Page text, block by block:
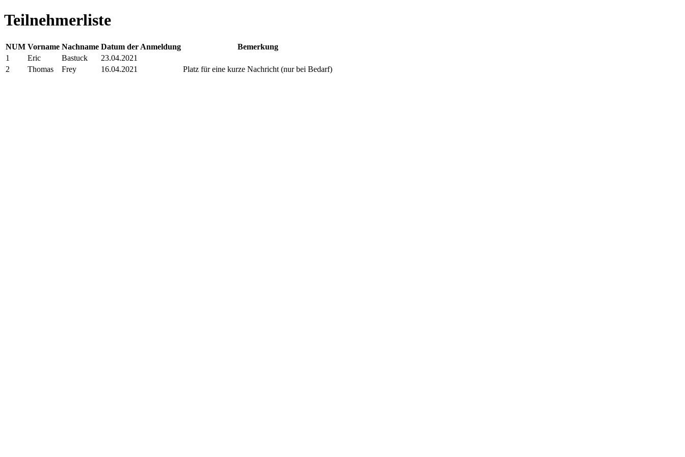
Teilnehmerliste
NUM Vorname Nachname Datum der Anmeldung
Bemerkung
1
Eric Bastuck
23.04.2021
2
Thomas Frey 16.04.2021 Platz für eine kurze Nachricht (nur bei Bedarf)